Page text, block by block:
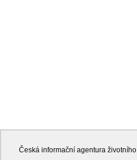
Česká informační agentura